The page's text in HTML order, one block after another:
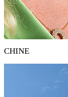
CHINE